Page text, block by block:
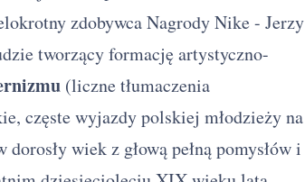
zdobywca Nagrody Nike - Jerzy
tworzący formację artystyczno-
(liczne tłumaczenia
częste wyjazdy polskiej młodzieży na
wiek z głową pełną pomysłów i